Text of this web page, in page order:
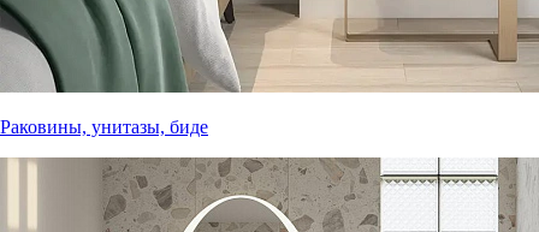
Раковины, унитазы, биде